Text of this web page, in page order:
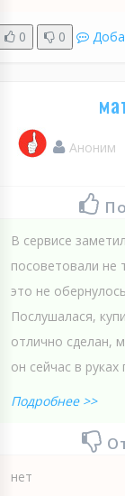
0 0
Аноним
В сервисе
посоветовали не
это не
Послушалася,
отлично сделан,
он сейчас в
Подробнее >>
нет